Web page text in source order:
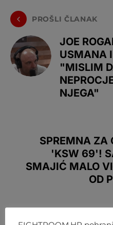
PROŠLI ČLANAK
JOE
USMANA
"MISLIM
NJEGA"
SPREMNA ZA
'KSW 69'!
SMAJIĆ MALO
OD